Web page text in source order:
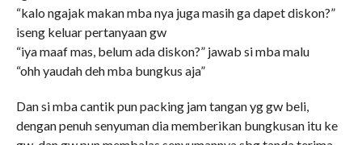
“kalo ngajak makan mba nya juga masih ga dapet diskon?”
iseng keluar pertanyaan gw
“iya maaf mas, belum ada diskon?” jawab si mba malu
“ohh yaudah deh mba bungkus aja”
Dan si mba cantik pun packing jam tangan yg gw beli,
dengan penuh senyuman dia memberikan bungkusan itu ke